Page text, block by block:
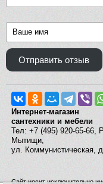
Отправить отзыв
Интернет-магазин
сантехники и мебели
Тел: +7 (495) 920-65-66,
Мытищи,
ул. Коммунистическая,
Сайт носит исключительно